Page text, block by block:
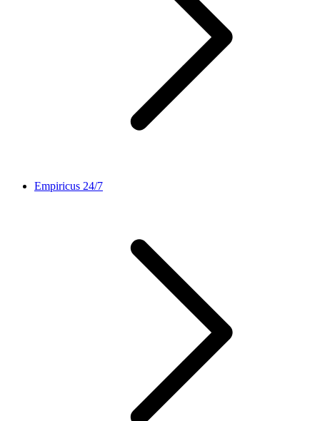
Empiricus 24/7